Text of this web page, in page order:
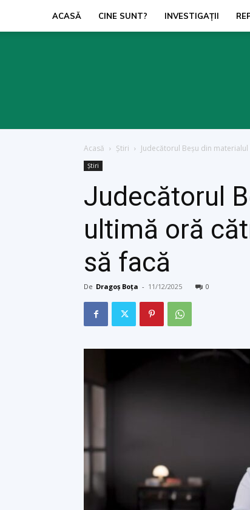
ACASĂ CINE SUNT? INVESTIGAŢII
Acasă Ştiri Judecătorul Beșu din
Ştiri
Judecătorul
ultimă oră
să facă
De Dragoș Boța - 11/12/2025 0